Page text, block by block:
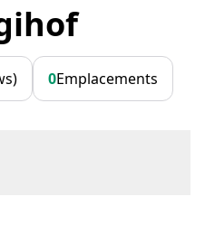
0Emplacements